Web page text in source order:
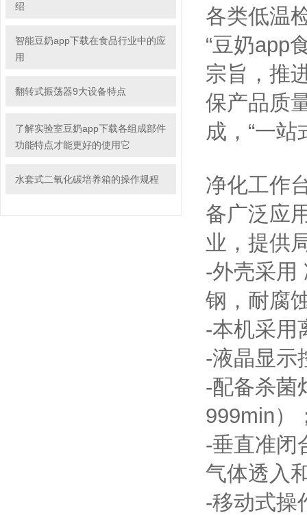
绍
智能豆奶app下载在食品行业中的应
用
翻转式振荡器9大设备特点
了解实验室豆奶app下载各组成部件
功能特点才能更好的使用它
水套式二氧化碳培养箱的操作规程
各类低温
“豆奶app食
宗旨，
保产品质量
成，“一站
净化工作
备广泛应
业，提
-外壳采用
钢，耐腐
-本机采用离
-液晶显示控
-配备杀菌
999min）
-垂直准闭
气体透入和
-移动式操